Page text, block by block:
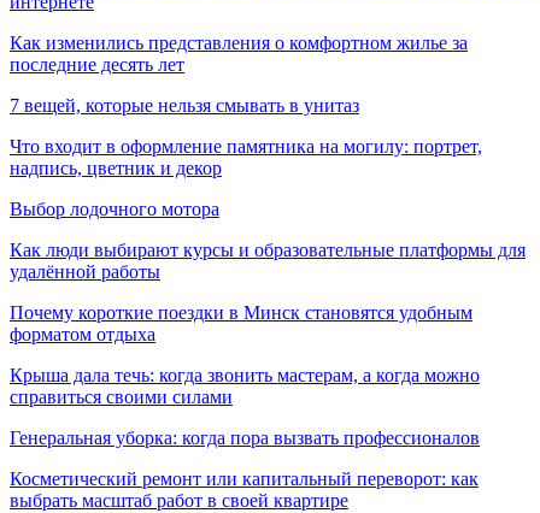
Как изменились представления о комфортном жилье за
последние десять лет
7 вещей, которые нельзя смывать в унитаз
Что входит в оформление памятника на могилу: портрет,
надпись, цветник и декор
Выбор лодочного мотора
Как люди выбирают курсы и образовательные платформы для
удалённой работы
Почему короткие поездки в Минск становятся удобным
форматом отдыха
Крыша дала течь: когда звонить мастерам, а когда можно
справиться своими силами
Генеральная уборка: когда пора вызвать профессионалов
Косметический ремонт или капитальный переворот: как
выбрать масштаб работ в своей квартире